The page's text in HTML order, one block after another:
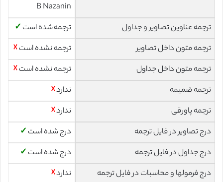
B Nazanin
ترجمه عناوین تصاویر و جداول
ترجمه شده است ✓
ترجمه متون داخل تصاویر
ترجمه نشده است☓
ترجمه متون داخل جداول
ترجمه نشده است☓
ترجمه ضمیمه
ندارد☓
ترجمه پاورقی
ندارد☓
درج تصاویر در فایل ترجمه
درج شده است ✓
درج جداول در فایل ترجمه
درج شده است ✓
درج فرمولها و محاسبات در فایل ترجمه
ندارد☓